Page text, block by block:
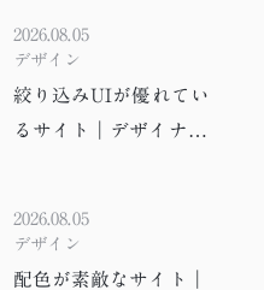
2026.08.05
デザイン
絞り込みUIが優れてい
るサイト｜デザイナー
2026.08.05
デザイン
配色が素敵なサイト｜